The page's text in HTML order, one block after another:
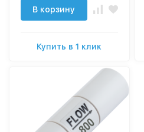
В корзину
Купить в 1 клик